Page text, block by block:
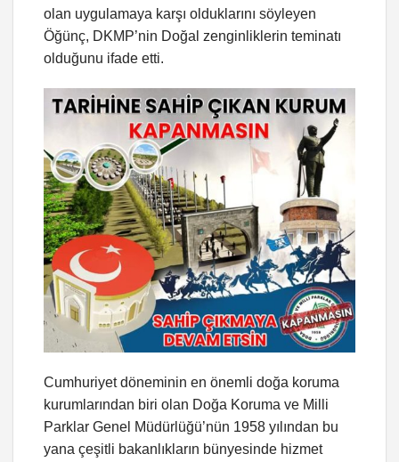
olan uygulamaya karşı olduklarını söyleyen
Öğünç, DKMP’nin Doğal zenginliklerin teminatı
olduğunu ifade etti.
Cumhuriyet döneminin en önemli doğa koruma
kurumlarından biri olan Doğa Koruma ve Milli
Parklar Genel Müdürlüğü’nün 1958 yılından bu
yana çeşitli bakanlıkların bünyesinde hizmet